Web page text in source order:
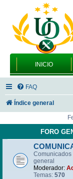
INICIO
FAQ
Índice general
FORO
general
Moderador:
Temas: 570